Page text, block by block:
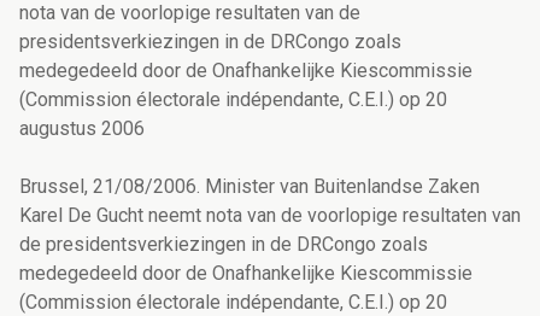
nota van de voorlopige resultaten van de
presidentsverkiezingen in de DRCongo zoals
medegedeeld door de Onafhankelijke Kiescommissie
(Commission électorale indépendante, C.E.I.) op 20
augustus 2006
Brussel, 21/08/2006. Minister van Buitenlandse Zaken
Karel De Gucht neemt nota van de voorlopige resultaten van
de presidentsverkiezingen in de DRCongo zoals
medegedeeld door de Onafhankelijke Kiescommissie
(Commission électorale indépendante, C.E.I.) op 20